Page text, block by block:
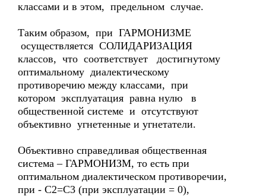
классами и в этом, предельном случае.
Таким образом, при ГАРМОНИЗМЕ
осуществляется СОЛИДАРИЗАЦИЯ
классов, что соответствует достигнутому
оптимальному диалектическому
противоречию между классами, при
котором эксплуатация равна нулю в
общественной системе и отсутствуют
объективно угнетенные и угнетатели.
Объективно справедливая общественная
система – ГАРМОНИЗМ, то есть при
оптимальном диалектическом противоречии,
при - С2=С3 (при эксплуатации = 0),